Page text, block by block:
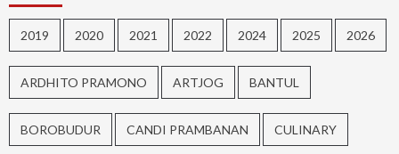
2019 2020 2021 2022 2024 2025 2026
ARDHITO PRAMONO ARTJOG BANTUL
BOROBUDUR CANDI PRAMBANAN CULINARY